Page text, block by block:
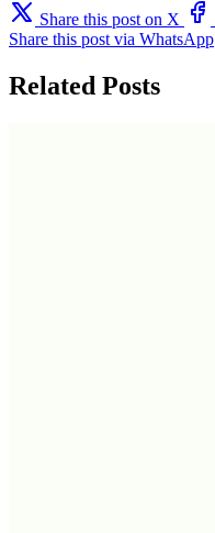
Share this post on X
Share this post via WhatsApp
Related Posts